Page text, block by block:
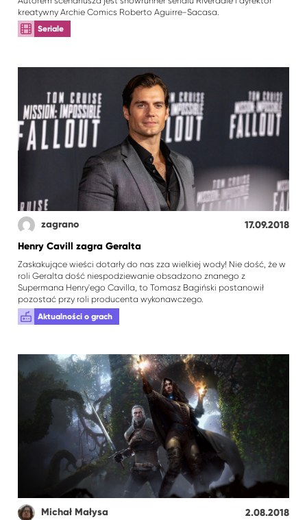
kreatywny Archie Comics Roberto Aguirre-Sacasa.
Seriale
zagrano
17.09.2018
Henry Cavill zagra Geralta
Zaskakujące wieści dotarły do nas zza wielkiej wody! Nie dość, że w
roli Geralta dość niespodziewanie obsadzono znanego z
Supermana Henry'ego Cavilla, to Tomasz Bagiński postanowił
pozostać przy roli producenta wykonawczego.
Aktualności o grach
Michał Małysa
2.08.2018